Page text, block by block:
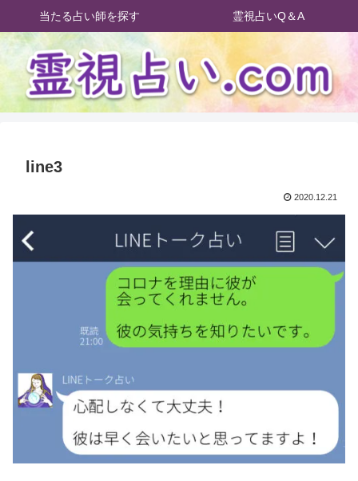
当たる占い師を探す 霊視占いQ＆A
line3
2020.12.21